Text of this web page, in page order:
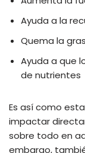
Ayuda a la
Quema la
Ayuda a que
de nutrientes
Es así como
impactar
sobre todo en
embargo,